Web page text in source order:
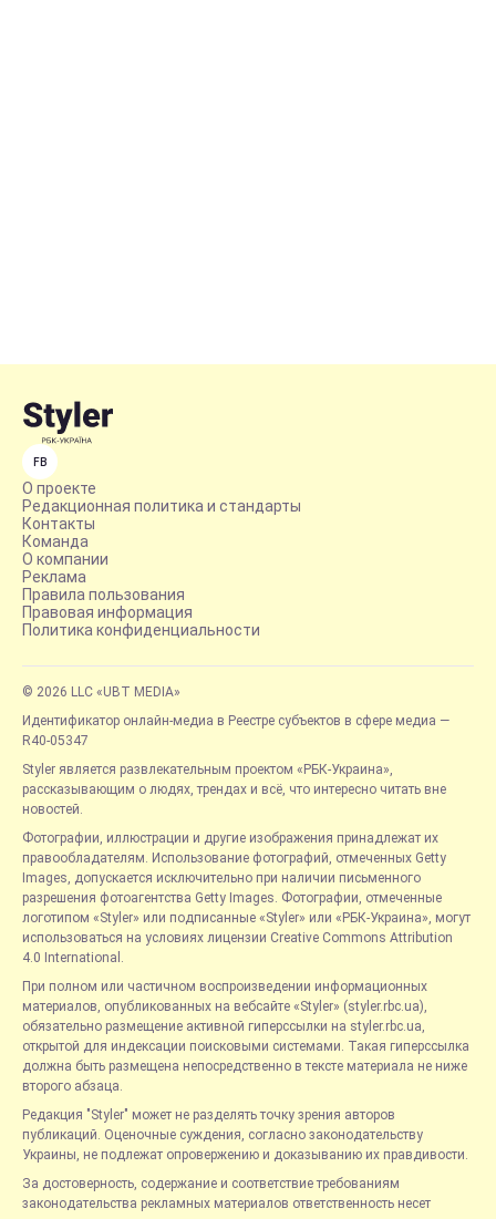
FB
О проекте
Редакционная политика и стандарты
Контакты
Команда
О компании
Реклама
Правила пользования
Правовая информация
Политика конфиденциальности
© 2026 LLC «UBT MEDIA»
Идентификатор онлайн-медиа в Реестре субъектов в сфере медиа —
R40-05347
Styler является развлекательным проектом «РБК-Украина»,
рассказывающим о людях, трендах и всё, что интересно читать вне
новостей.
Фотографии, иллюстрации и другие изображения принадлежат их
правообладателям. Использование фотографий, отмеченных Getty
Images, допускается исключительно при наличии письменного
разрешения фотоагентства Getty Images. Фотографии, отмеченные
логотипом «Styler» или подписанные «Styler» или «РБК-Украина», могут
использоваться на условиях лицензии Creative Commons Attribution
4.0 International.
При полном или частичном воспроизведении информационных
материалов, опубликованных на вебсайте «Styler» (styler.rbc.ua),
обязательно размещение активной гиперссылки на styler.rbc.ua,
открытой для индексации поисковыми системами. Такая гиперссылка
должна быть размещена непосредственно в тексте материала не ниже
второго абзаца.
Редакция "Styler" может не разделять точку зрения авторов
публикаций. Оценочные суждения, согласно законодательству
Украины, не подлежат опровержению и доказыванию их правдивости.
За достоверность, содержание и соответствие требованиям
законодательства рекламных материалов ответственность несет